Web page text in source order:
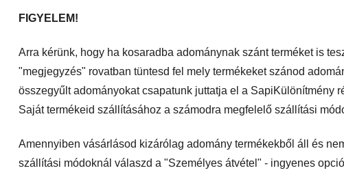
FIGYELEM!
Arra kérünk, hogy ha kosaradba adománynak szánt terméket is
"megjegyzés" rovatban tüntesd fel mely termékeket szánod
összegyűlt adományokat csapatunk juttatja el a SapiKülönítmény
Saját termékeid szállításához a számodra megfelelő szállítási
Amennyiben vásárlásod kizárólag adomány termékekből áll és
szállítási módoknál válaszd a "Személyes átvétel " - ingyenes